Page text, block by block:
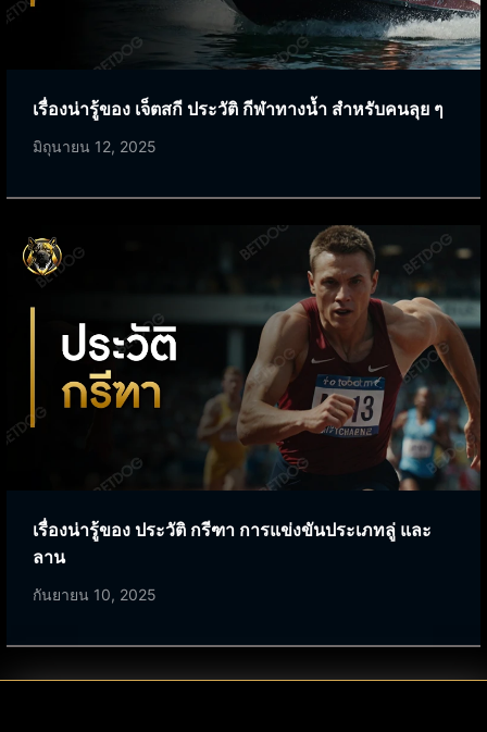
เรื่องน่ารู้ของ เจ็ตสกี ประวัติ กีฬาทางน้ำ สำหรับคนลุย ๆ
มิถุนายน 12, 2025
เรื่องน่ารู้ของ ประวัติ กรีฑา การแข่งขันประเภทลู่ และ
ลาน
กันยายน 10, 2025